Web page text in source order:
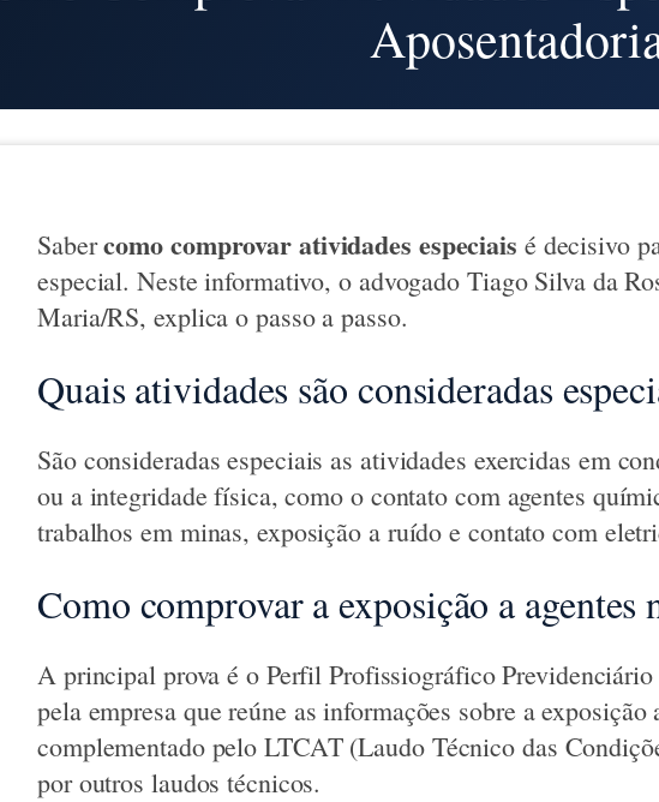
Sabercomo comprovar atividades especiais é decisivo
especial. Neste informativo, o advogado Tiago Silva da
Maria/RS, explica o passo a passo.
Quais atividades são consideradas
São consideradas especiais as atividades exercidas em
ou a integridade física, como o contato com agentes
trabalhos em minas, exposição a ruído e contato com
Como comprovar a exposição a agentes
A principal prova é o Perfil Profissiográfico Previdenciário
pela empresa que reúne as informações sobre a
complementado pelo LTCAT (Laudo Técnico das
por outros laudos técnicos.